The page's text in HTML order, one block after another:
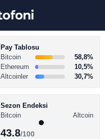
Pay Tablosu
Bitcoin
58,8%
Ethereum
10,5%
Altcoinler
30,7%
Sezon Endeksi
Bitcoin
Altcoin
43.8/100